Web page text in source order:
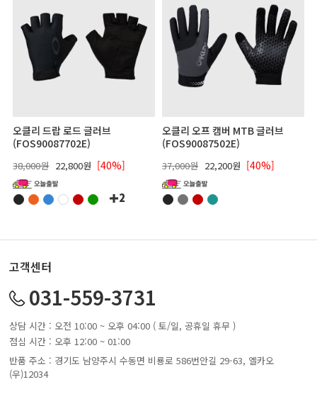
오클리 드랍 로드 글러브
(FOS90087702E)
38,000원 22,800원 [40%]
2
오클리 오프 캠버 MTB 글러브
(FOS90087502E)
37,000원 22,200원 [40%]
고객센터
031-559-3731
상담 시간 : 오전 10:00 ~ 오후 04:00 ( 토/일, 공휴일 휴무 )
점심 시간 : 오후 12:00 ~ 01:00
반품 주소 : 경기도 남양주시 수동면 비룡로 586번안길 29-63, 옐카오
(우)12034